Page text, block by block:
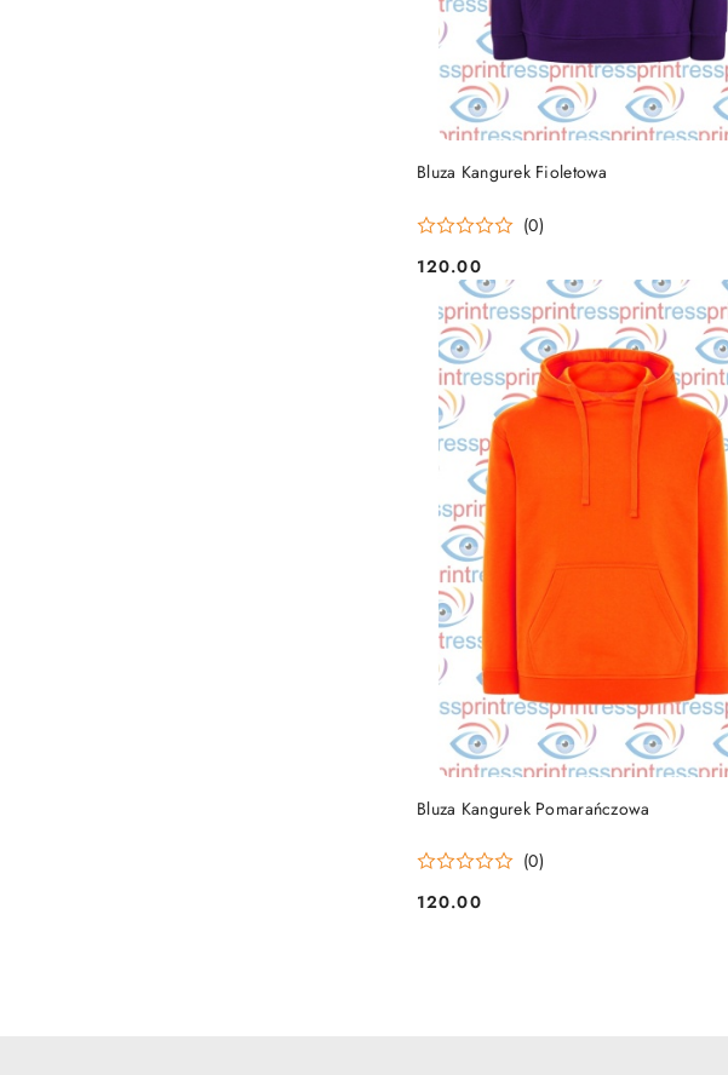
Bluza Kangurek Fioletowa
(0)
Cena:
120.00
DO KOSZYKA
Bluza Kangurek Pomarańczowa
(0)
Cena:
120.00
DO KOSZYKA